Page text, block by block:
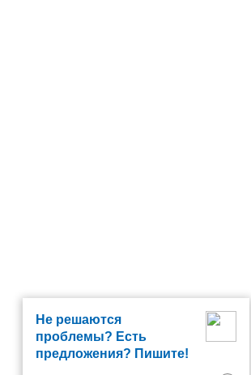
Не решаются
проблемы? Есть
предложения? Пишите!